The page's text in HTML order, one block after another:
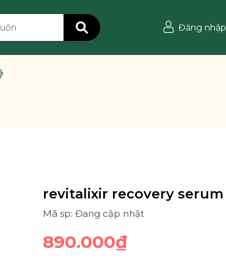
Đăng nhập
revitalixir recovery serum
Mã sp: Đang cập nhật
890.000₫